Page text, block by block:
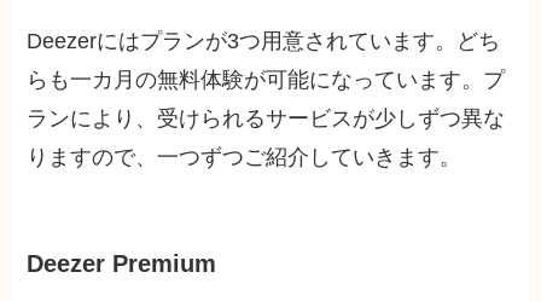
Deezerにはプランが3つ用意されています。どち
らも一カ月の無料体験が可能になっています。プ
ランにより、受けられるサービスが少しずつ異な
りますので、一つずつご紹介していきます。
Deezer Premium